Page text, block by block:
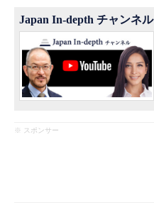
Japan In-depth チャンネル
※ スポンサー